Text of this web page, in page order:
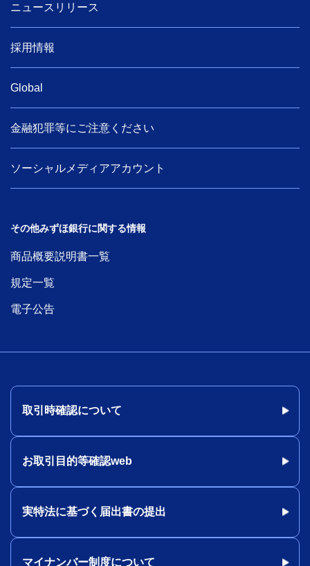
ニュースリリース
採用情報
Global
金融犯罪等にご注意ください
ソーシャルメディアアカウント
その他みずほ銀行に関する情報
商品概要説明書一覧
規定一覧
電子公告
取引時確認について
お取引目的等確認web
実特法に基づく届出書の提出
マイナンバー制度について